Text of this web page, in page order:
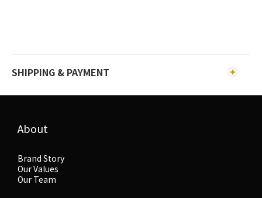
SHIPPING & PAYMENT
About
Brand Story
Our Values
Our Team